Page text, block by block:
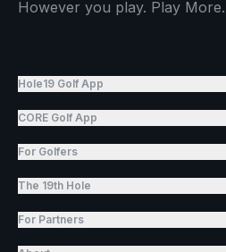
However you play. Play More.
Hole19 Golf App
CORE Golf App
For Golfers
The 19th Hole
For Partners